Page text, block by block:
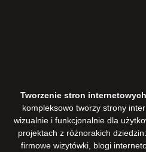
Tworzenie stron
kompleksowo tworzy strony
wizualnie i funkcjonalnie dla
projektach z różnorakich
firmowe wizytówki, blogi